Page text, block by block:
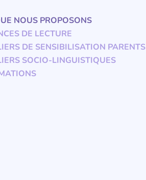
NOUS PROPOSONS
DE LECTURE
DE SENSIBILISATION PARENTS
SOCIO-LINGUISTIQUES